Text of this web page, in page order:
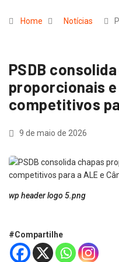
Home Notícias
PSDB
proporcionais
competitivos
9 de maio de 2026
wp header logo 5.png
#Compartilhe